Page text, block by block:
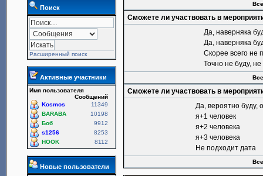
Поиск
Расширенный поиск
Активные участники
Имя пользователя
Сообщений
Kosmos
11349
BARABA
10198
Боб
9912
s1256
8253
HOOK
8112
Новые пользователи
Сможете ли участвовать в
Да, наверняка
Да, наверняка
Скорее всего не
Точно не буду,
Сможете ли участвовать в
Да, вероятно буду,
я+1 человек
я+2 человека
я+3 человека
Не подходит дата